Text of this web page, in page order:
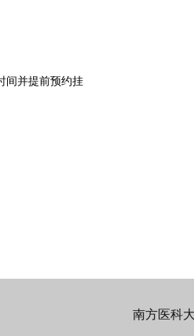
间并提前预约挂
南方医科